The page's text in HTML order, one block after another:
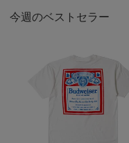
今週のベストセラー